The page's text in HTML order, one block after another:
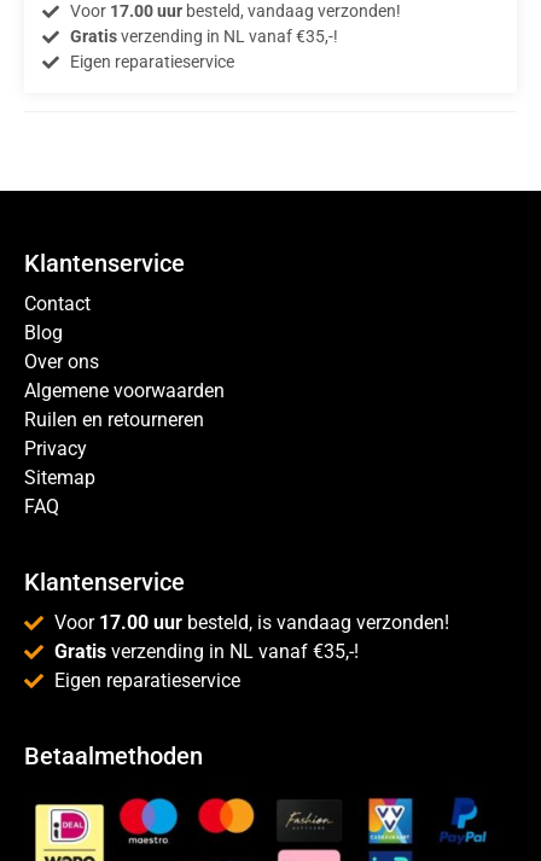
Voor 17.00 uurbesteld, vandaag verzonden!
Gratisverzending in NL vanaf €35,-!
Eigen reparatieservice
Klantenservice
Contact
Blog
Over ons
Algemene voorwaarden
Ruilen en retourneren
Privacy
Sitemap
FAQ
Klantenservice
Voor 17.00 uur besteld, is vandaag verzonden!
Gratis verzending in NL vanaf €35,-!
Eigen reparatieservice
Betaalmethoden